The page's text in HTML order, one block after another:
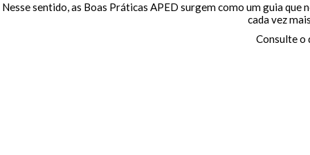
Nesse sentido, as Boas Práticas APED surgem como um guia
cada vez
Consulte